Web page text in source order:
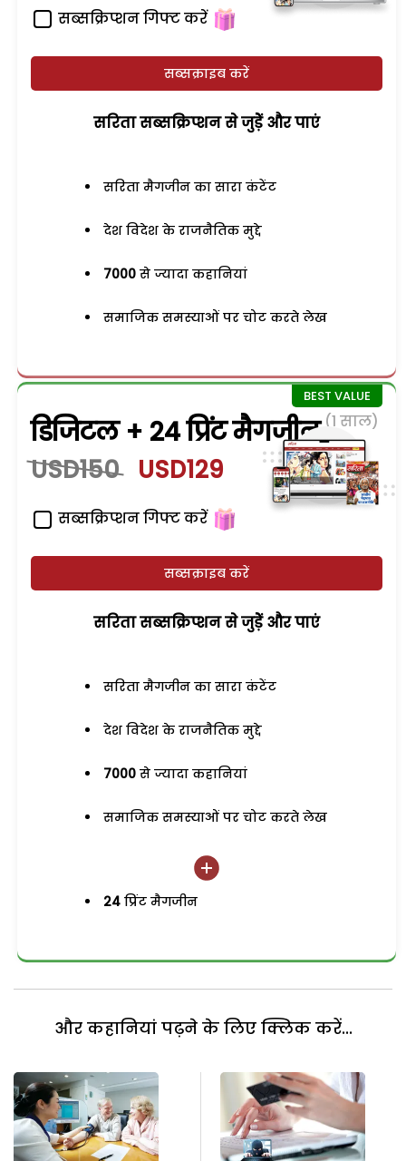
सब्सक्रिप्शन गिफ्ट करें
सब्सक्राइब करें
सरिता सब्सक्रिप्शन से जुड़ेें और पाएं
सरिता मैगजीन का सारा कंटेंट
देश विदेश के राजनैतिक मुद्दे
7000 से ज्यादा कहानियां
समाजिक समस्याओं पर चोट करते लेख
डिजिटल + 24 प्रिंट मैगजीन (1 साल)
USD150 USD129
सब्सक्रिप्शन गिफ्ट करें
सब्सक्राइब करें
सरिता सब्सक्रिप्शन से जुड़ेें और पाएं
सरिता मैगजीन का सारा कंटेंट
देश विदेश के राजनैतिक मुद्दे
7000 से ज्यादा कहानियां
समाजिक समस्याओं पर चोट करते लेख
24 प्रिंट मैगजीन
और कहानियां पढ़ने के लिए क्लिक करें...